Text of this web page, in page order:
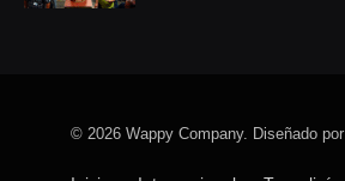
© 2026 Wappy Company. Diseñado por